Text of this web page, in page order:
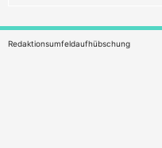
Redaktionsumfeldaufhübschung